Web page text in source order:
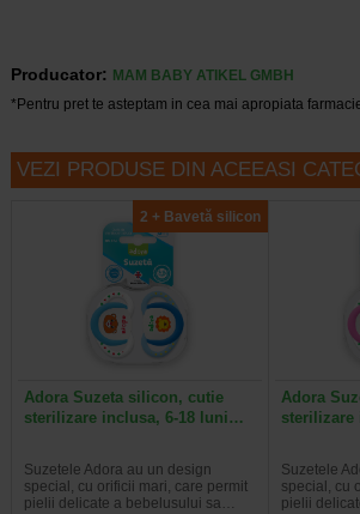
Producator: MAM BABY ATIKEL GMBH
*Pentru pret te asteptam in cea mai apropiata
VEZI PRODUSE DIN ACEEASI
2 + Bavetă silicon
Adora Suzeta silicon, cutie
sterilizare inclusa, 6-18 luni…
Suzetele Adora au un design
special, cu orificii mari, care permit
pielii delicate a bebelusului sa…
Adora
Suzetele
special, cu
pielii